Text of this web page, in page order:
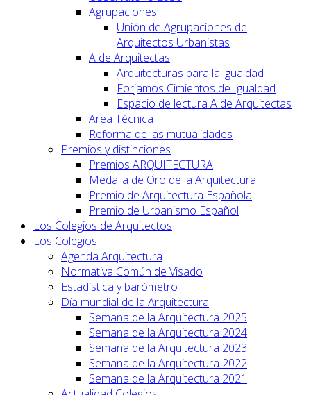
Agrupaciones
Unión de Agrupaciones de
Arquitectos Urbanistas
A de Arquitectas
Arquitecturas para la igualdad
Forjamos Cimientos de Igualdad
Espacio de lectura A de Arquitectas
Area Técnica
Reforma de las mutualidades
Premios y distinciones
Premios ARQUITECTURA
Medalla de Oro de la Arquitectura
Premio de Arquitectura Española
Premio de Urbanismo Español
Los Colegios de Arquitectos
Los Colegios
Agenda Arquitectura
Normativa Común de Visado
Estadística y barómetro
Día mundial de la Arquitectura
Semana de la Arquitectura 2025
Semana de la Arquitectura 2024
Semana de la Arquitectura 2023
Semana de la Arquitectura 2022
Semana de la Arquitectura 2021